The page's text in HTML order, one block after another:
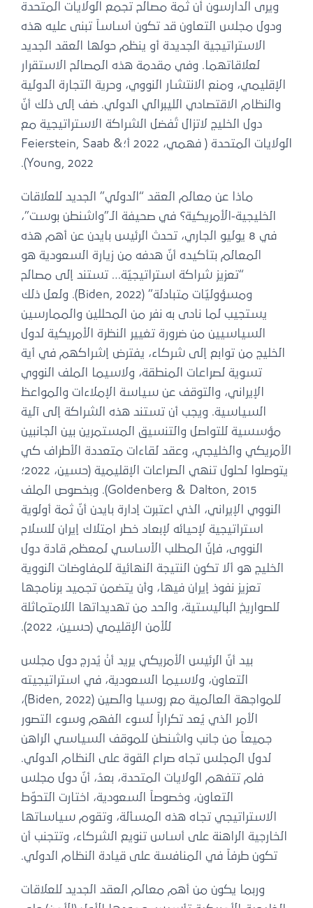
ويرى الدارسون أن ثمة مصالح تجمع الولايات المتحدة
ودول مجلس التعاون قد تكون أساساً تبنى عليه هذه
الاستراتيجية الجديدة أو ينظم حولها العقد الجديد
لعلاقاتهما. وفي مقدمة هذه المصالح الاستقرار
الإقليمي، ومنع الانتشار النووي، وحرية التجارة الدولية
والنظام الاقتصادي الليبرالي الدولي. ضف إلى ذلك أنّ
دول الخليج لاتزال تُفضل الشراكة الاستراتيجية مع
الولايات المتحدة ( فهمي، 2022 أ؛Feierstein, Saab &
Young, 2022).
ماذا عن معالم العقد “الدولي” الجديد للعلاقات
الخليجية-الأمريكية؟ في صحيفة الـ”واشنطن بوست”،
في 8 يوليو الجاري، تحدث الرئيس بايدن عن أهم هذه
المعالم بتأكيده أنّ هدفه من زيارة السعودية هو
“تعزيز شراكة استراتيجيّة… تستند إلى مصالح
ومسؤوليّات متبادلة” (Biden, 2022). ولعل ذلك
يستجيب لما نادى به نفر من المحللين والممارسين
السياسيين من ضرورة تغيير النظرة الأمريكية لدول
الخليج من توابع إلى شركاء، يفترض إشراكهم في أية
تسوية لصراعات المنطقة، ولاسيما الملف النووي
الإيراني، والتوقف عن سياسة الإملاءات والمواعظ
السياسية. ويجب أن تستند هذه الشراكة إلى آلية
مؤسسية للتواصل والتنسيق المستمرين بين الجانبين
الأمريكي والخليجي، وعقد لقاءات متعددة الأطراف كي
يتوصلوا لحلول تنهي الصراعات الإقليمية (حسين، 2022؛
Goldenberg & Dalton, 2015). وبخصوص الملف
النووي الإيراني، الذي اعتبرت إدارة بايدن أنّ ثمة أولوية
استراتيجية لإحيائه لإبعاد خطر امتلاك إيران للسلاح
النووى، فإنّ المطلب الأساسي لمعظم قادة دول
الخليج هو ألا تكون النتيجة النهائية للمفاوضات النووية
تعزيز نفوذ إيران فيها، وأن يتضمن تجميد برنامجها
للصواريخ الباليستية، والحد من تهديداتها اللامتماثلة
للأمن الإقليمي (حسين، 2022).
بيد أنّ الرئيس الأمريكي يريد أنْ يُدرج دول مجلس
التعاون، ولاسيما السعودية، في استراتيجيته
للمواجهة العالمية مع روسيا والصين (Biden, 2022)،
الأمر الذي يُعد تكراراً لسوء الفهم وسوء التصور
جميعاً من جانب واشنطن للموقف السياسي الراهن
لدول المجلس تجاه صراع القوة على النظام الدولي.
فلم تتفهم الولايات المتحدة، بعدُ، أنّ دول مجلس
التعاون، وخصوصاً السعودية، اختارت التحوّط
الاستراتيجي تجاه هذه المسألة، وتقوم سياساتها
الخارجية الراهنة على أساس تنويع الشركاء، وتتجنب أن
تكون طرفاً في المنافسة على قيادة النظام الدولي.
وربما يكون من أهم معالم العقد الجديد للعلاقات